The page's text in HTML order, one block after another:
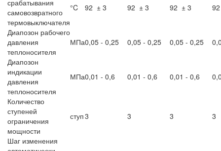
срабатывания
самовозвратного
термовыключателя
°C 92 ± 3 92 ± 3 92 ± 3
Диапозон рабочего
давления
теплоносителя
МПа0,05 - 0,25 0,05 - 0,25 0,05 - 0,25
Диапозон
индикации
давления
теплоносителя
МПа0,01 - 0,6 0,01 - 0,6 0,01 - 0,6
Количество
ступеней
ограничения
мощности
ступ3 3 3 3
Шаг изменения